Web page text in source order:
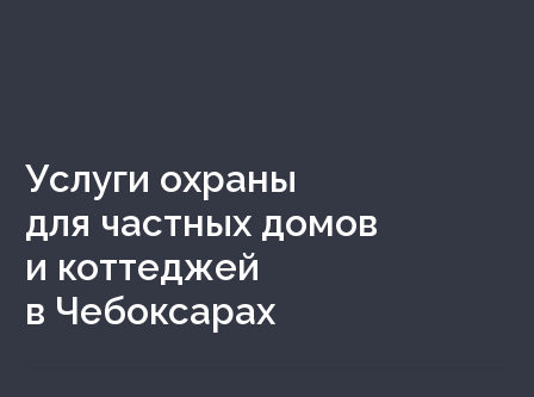
Услуги охраны
для частных домов
и коттеджей
в Чебоксарах